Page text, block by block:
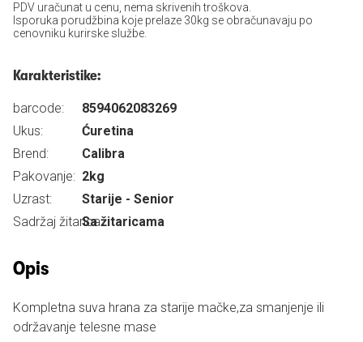
PDV uračunat u cenu, nema skrivenih troškova.
Isporuka porudžbina koje prelaze 30kg se obračunavaju po
cenovniku kurirske službe.
Karakteristike:
barcode:
8594062083269
Ukus:
Ćuretina
Brend:
Calibra
Pakovanje: 2kg
Uzrast:
Starije - Senior
Sadržaj žitarica:Sa žitaricama
Opis
Kompletna suva hrana za starije mačke,za smanjenje ili
održavanje telesne mase